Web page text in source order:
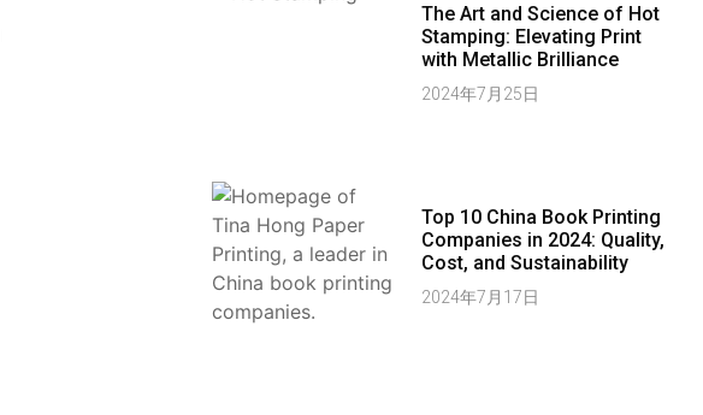
The Art and Science of Hot
Stamping: Elevating Print
with Metallic Brilliance
2024年7月25日
Top 10 China Book Printing
Companies in 2024: Quality,
Cost, and Sustainability
2024年7月17日